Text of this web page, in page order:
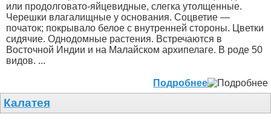
или продолговато-яйцевидные, слегка утолщенные.
Черешки влагалищные у основания. Соцветие —
початок; покрывало белое с внутренней стороны. Цветки
сидячие. Однодомные растения. Встречаются в
Восточной Индии и на Малайском архипелаге. В роде 50
видов. ...
Подробнее
Калатея